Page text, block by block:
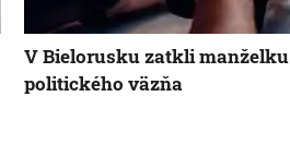
V Bielorusku zatkli manželku
politického väzňa